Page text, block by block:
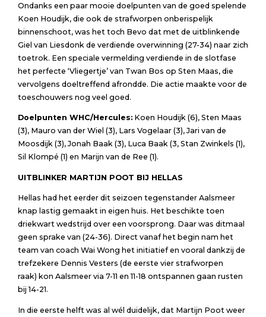
Ondanks een paar mooie doelpunten van de goed spelende
Koen Houdijk, die ook de strafworpen onberispelijk
binnenschoot, was het toch Bevo dat met de uitblinkende
Giel van Liesdonk de verdiende overwinning (27-34) naar zich
toetrok. Een speciale vermelding verdiende in de slotfase
het perfecte ‘Vliegertje’ van Twan Bos op Sten Maas, die
vervolgens doeltreffend afrondde. Die actie maakte voor de
toeschouwers nog veel goed.
Doelpunten WHC/Hercules:Koen Houdijk (6), Sten Maas
(3), Mauro van der Wiel (3), Lars Vogelaar (3), Jari van de
Moosdijk (3), Jonah Baak (3), Luca Baak (3, Stan Zwinkels (1),
Sil Klompé (1) en Marijn van de Ree (1).
UITBLINKER MARTIJN POOT BIJ HELLAS
Hellas had het eerder dit seizoen tegenstander Aalsmeer
knap lastig gemaakt in eigen huis. Het beschikte toen
driekwart wedstrijd over een voorsprong. Daar was ditmaal
geen sprake van (24-36). Direct vanaf het begin nam het
team van coach Wai Wong het initiatief en vooral dankzij de
trefzekere Dennis Vesters (de eerste vier strafworpen
raak) kon Aalsmeer via 7-11 en 11-18 ontspannen gaan rusten
bij 14-21.
In die eerste helft was al wél duidelijk, dat Martijn Poot weer